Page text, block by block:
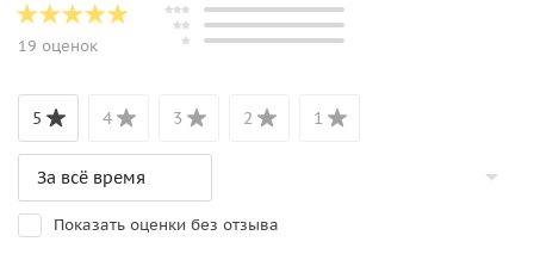
19 оценок
5 4 3 2 1
Показать оценки без отзыва